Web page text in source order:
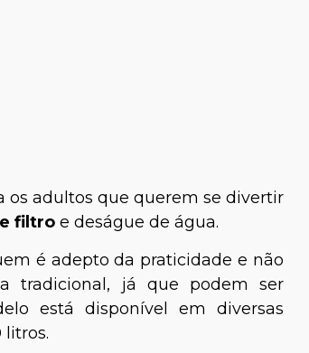
os adultos que querem se divertir
filtro e deságue de água.
é adepto da praticidade e não
tradicional, já que podem ser
está disponível em diversas
litros.